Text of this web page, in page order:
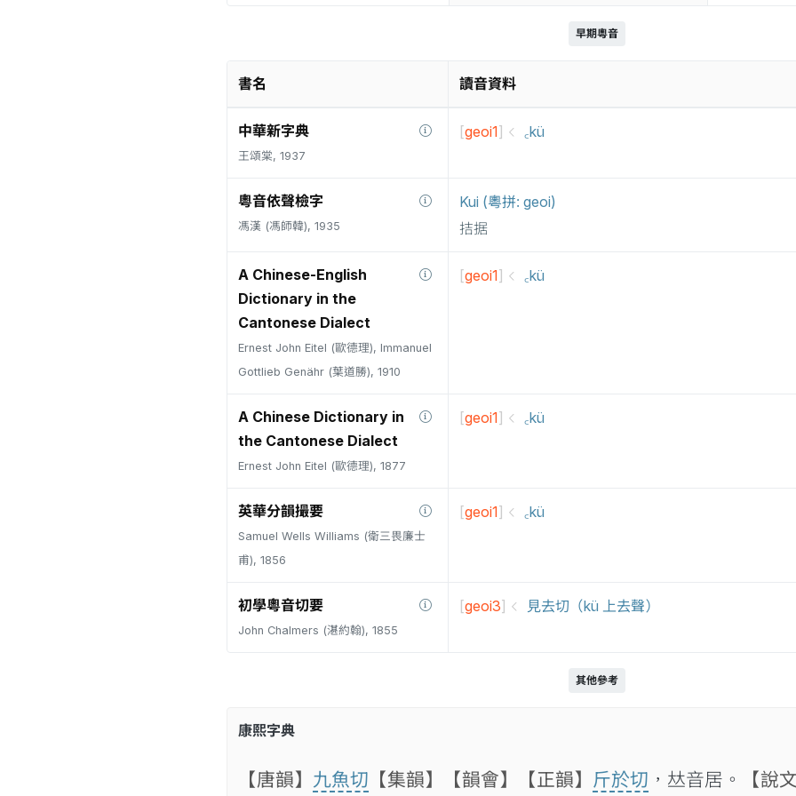
早期粵音
書名 讀音資料
中華新字典
王頌棠, 1937
[geoi1] ꜀kü
粵音依聲檢字
馮漢 (馮師韓), 1935
Kui (粵拼: geoi)
拮据
A Chinese-English
Dictionary in the
Cantonese Dialect
Ernest John Eitel (歐德理), Immanuel
Gottlieb Genähr (葉道勝), 1910
[geoi1] ꜀kü
A Chinese Dictionary in
the Cantonese Dialect
Ernest John Eitel (歐德理), 1877
[geoi1] ꜀kü
英華分韻撮要
Samuel Wells Williams (衛三畏廉士
甫), 1856
[geoi1] ꜀kü
初學粵音切要
John Chalmers (湛約翰), 1855
[geoi3] 見去切（kü 上去聲）
其他參考
康熙字典
【唐韻】 九魚切 【集韻】 【韻會】 【正韻】 斤於切 ，𠀤音居。 【說